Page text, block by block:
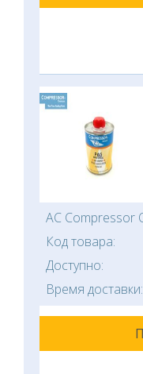
AC Compressor
Код товара:
Доступно:
Время доставки: